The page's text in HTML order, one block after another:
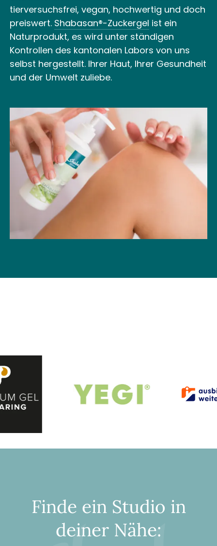
tierversuchsfrei, vegan, hochwertig und doch
preiswert. Shabasan®-Zuckergel ist ein
Naturprodukt, es wird unter ständigen
Kontrollen des kantonalen Labors von uns
selbst hergestellt. Ihrer Haut, Ihrer Gesundheit
und der Umwelt zuliebe.
Finde ein Studio in
deiner Nähe: